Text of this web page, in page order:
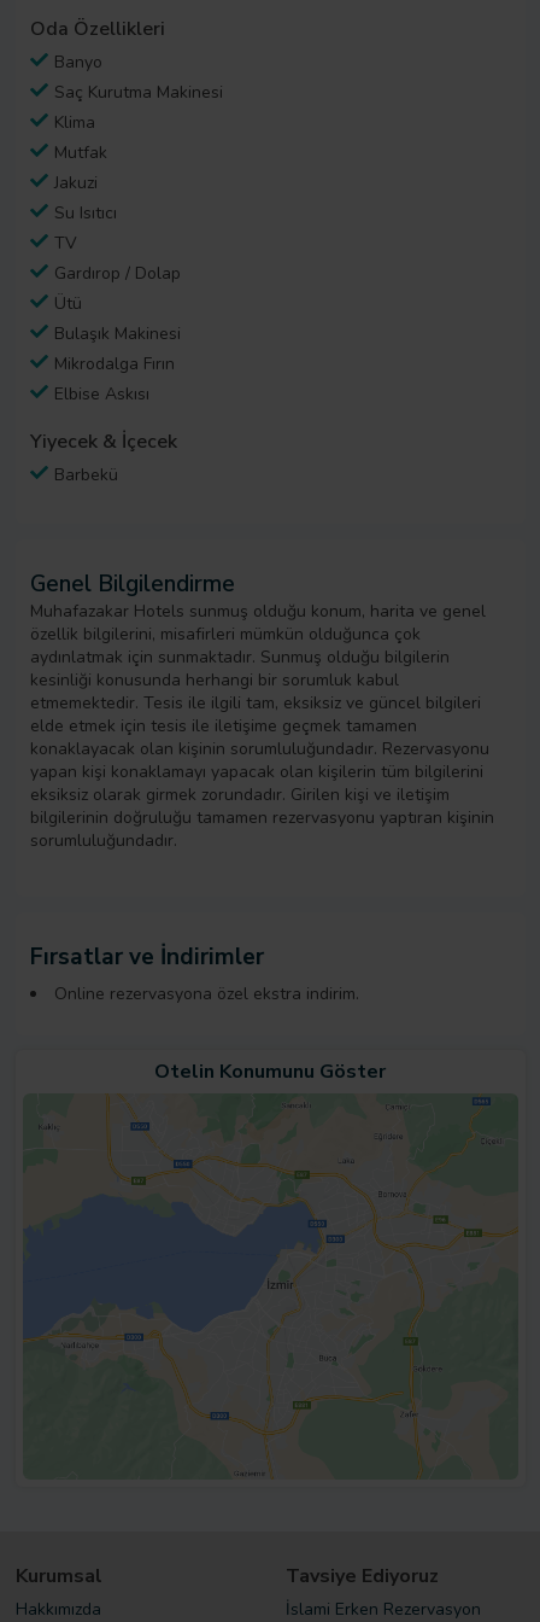
Fırsatlar ve İndirimler
Online rezervasyona özel ekstra indirim.
Otelin Konumunu Göster
Oda Özellikleri
Banyo
Saç Kurutma Makinesi
Klima
Mutfak
Jakuzi
Su Isıtıcı
TV
Gardırop / Dolap
Ütü
Bulaşık Makinesi
Mikrodalga Fırın
Elbise Askısı
Yiyecek & İçecek
Barbekü
Genel Bilgilendirme
Muhafazakar Hotels sunmuş olduğu konum, harita ve genel
özellik bilgilerini, misafirleri mümkün olduğunca çok
aydınlatmak için sunmaktadır. Sunmuş olduğu bilgilerin
kesinliği konusunda herhangi bir sorumluk kabul
etmemektedir. Tesis ile ilgili tam, eksiksiz ve güncel bilgileri
elde etmek için tesis ile iletişime geçmek tamamen
konaklayacak olan kişinin sorumluluğundadır. Rezervasyonu
yapan kişi konaklamayı yapacak olan kişilerin tüm bilgilerini
eksiksiz olarak girmek zorundadır. Girilen kişi ve iletişim
bilgilerinin doğruluğu tamamen rezervasyonu yaptıran kişinin
sorumluluğundadır.
Kurumsal
Hakkımızda
Tavsiye Ediyoruz
İslami Erken Rezervasyon